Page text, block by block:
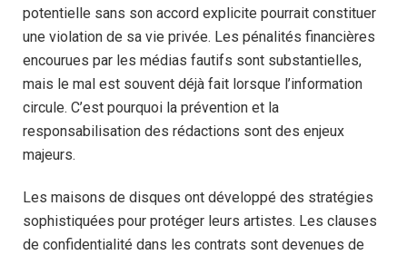
potentielle sans son accord explicite pourrait constituer
une violation de sa vie privée. Les pénalités financières
encourues par les médias fautifs sont substantielles,
mais le mal est souvent déjà fait lorsque l’information
circule. C’est pourquoi la prévention et la
responsabilisation des rédactions sont des enjeux
majeurs.
Les maisons de disques ont développé des stratégies
sophistiquées pour protéger leurs artistes. Les clauses
de confidentialité dans les contrats sont devenues de